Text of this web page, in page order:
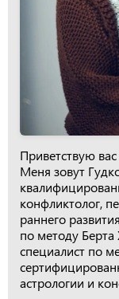
Приветствую
Меня зовут
конфликтолог,
раннего
по методу
специалист по
астрологии и